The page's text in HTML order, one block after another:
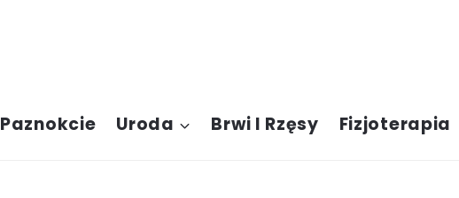
Paznokcie Uroda Brwi I Rzęsy Fizjoterapia